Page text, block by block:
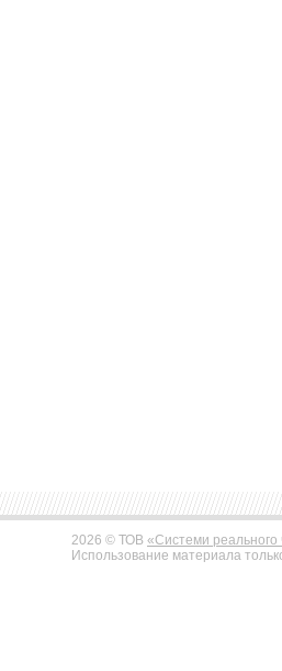
2026 © ТОВ «Системи реального
Использование материала